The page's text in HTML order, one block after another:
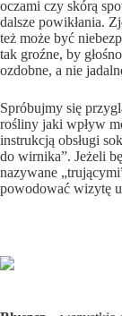
oczami czy skórą
dalsze powikłania.
też może być
tak groźne, by
ozdobne, a nie
Spróbujmy się
rośliny jaki wpływ
instrukcją obsługi
do wirnika”. Jeżeli
nazywane
powodować wizytę